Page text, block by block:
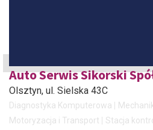
Auto Serwis Sikorski
Olsztyn, ul. Sielska 43C
Diagnostyka Komputerowa
Motoryzacja i Transport
Stacja